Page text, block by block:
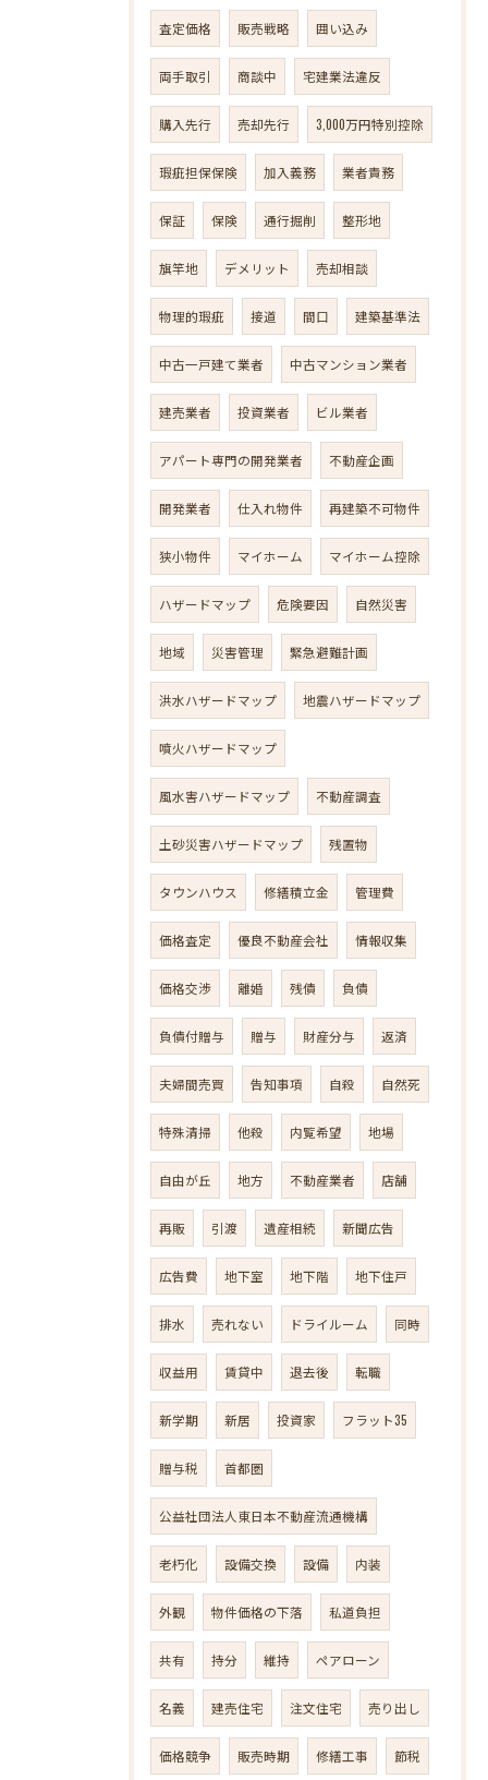
査定価格 販売戦略 囲い込み
両手取引 商談中 宅建業法違反
購入先行 売却先行 3,000万円特別控除
瑕疵担保保険 加入義務 業者責務
保証 保険 通行掘削 整形地
旗竿地 デメリット 売却相談
物理的瑕疵 接道 間口 建築基準法
中古一戸建て業者 中古マンション業者
建売業者 投資業者 ビル業者
アパート専門の開発業者 不動産企画
開発業者 仕入れ物件 再建築不可物件
狭小物件 マイホーム マイホーム控除
ハザードマップ 危険要因 自然災害
地域 災害管理 緊急避難計画
洪水ハザードマップ 地震ハザードマップ
噴火ハザードマップ
風水害ハザードマップ 不動産調査
土砂災害ハザードマップ 残置物
タウンハウス 修繕積立金 管理費
価格査定 優良不動産会社 情報収集
価格交渉 離婚 残債 負債
負債付贈与 贈与 財産分与 返済
夫婦間売買 告知事項 自殺 自然死
特殊清掃 他殺 内覧希望 地場
自由が丘 地方 不動産業者 店舗
再販 引渡 遺産相続 新聞広告
広告費 地下室 地下階 地下住戸
排水 売れない ドライルーム 同時
収益用 賃貸中 退去後 転職
新学期 新居 投資家 フラット35
贈与税 首都圏
公益社団法人東日本不動産流通機構
老朽化 設備交換 設備 内装
外観 物件価格の下落 私道負担
共有 持分 維持 ペアローン
名義 建売住宅 注文住宅 売り出し
価格競争 販売時期 修繕工事 節税